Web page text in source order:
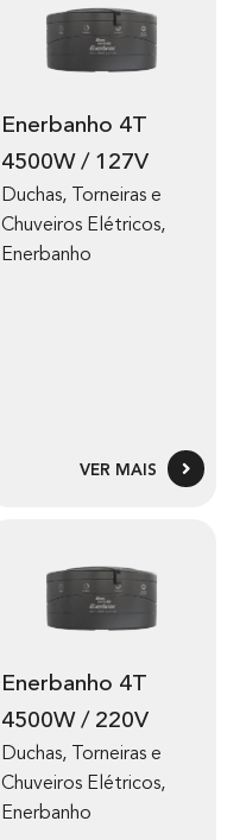
Enerbanho 4T
4500W / 127V
Duchas, Torneiras e
Chuveiros Elétricos,
Enerbanho
VER MAIS
Enerbanho 4T
4500W / 220V
Duchas, Torneiras e
Chuveiros Elétricos,
Enerbanho